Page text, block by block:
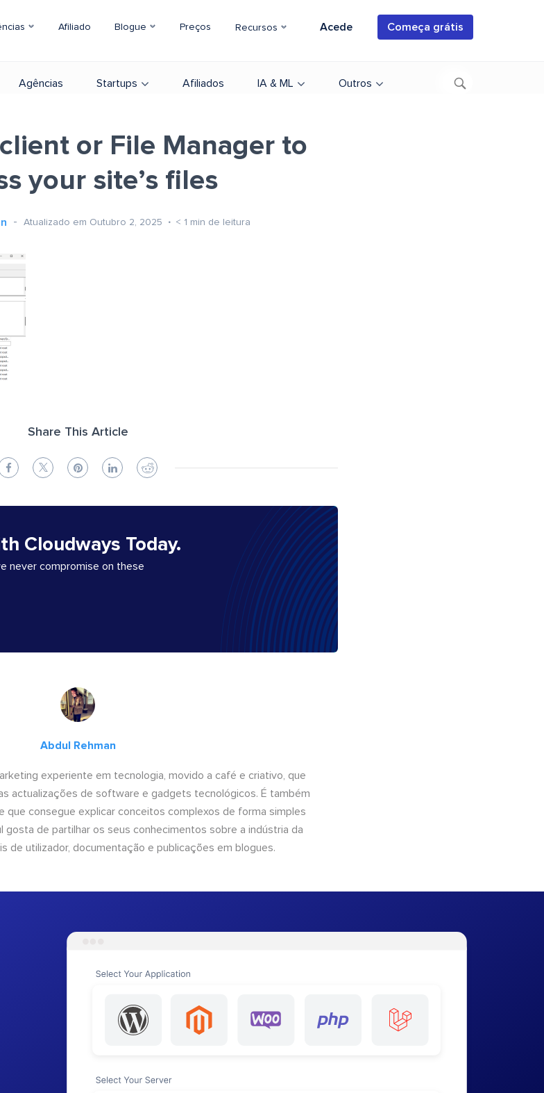
Afiliado Blogue Preços Recursos Acede Começa grátis
Agências Startups Afiliados IA & ML Outros
or File Manager to
your site’s files
Atualizado em Outubro 2, 2025 < 1 min de leitura
Share This Article
Cloudways Today.
never compromise on these
Abdul Rehman
experiente em tecnologia, movido a café e criativo, que
actualizações de software e gadgets tecnológicos. É também
consegue explicar conceitos complexos de forma simples
gosta de partilhar os seus conhecimentos sobre a indústria da
de utilizador, documentação e publicações em blogues.